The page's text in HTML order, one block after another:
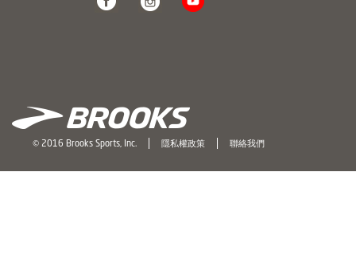
© 2016 Brooks Sports, Inc. 隱私權政策 聯絡我們